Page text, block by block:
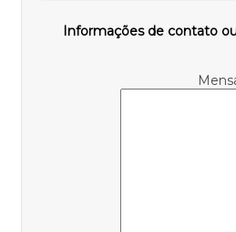
Informações de contato